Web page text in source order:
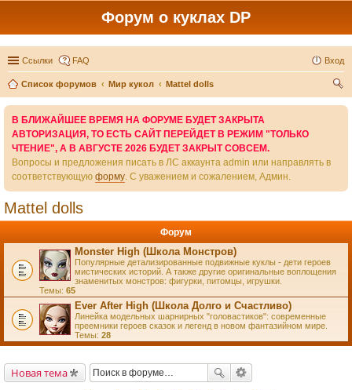
Форум о куклах DP
Ссылки FAQ Вход
Список форумов Мир кукол
Mattel dolls
В БЛИЖАЙШЕЕ ВРЕМЯ НА ФОРУМЕ БУДЕТ ЗАКРЫТА
АВТОРИЗАЦИЯ, ТО ЕСТЬ САЙТ ПЕРЕЙДЕТ В РЕЖИМ "ТОЛЬКО
ЧТЕНИЕ", А В АВГУСТЕ 2026 БУДЕТ ЗАКРЫТ СОВСЕМ.
Вопросы и предложения писать в ЛС аккаунта admin или направлять в
соответствующую форму. С уважением и сожалением, Админ.
Mattel dolls
Форум
Monster High (Школа Монстров)
Популярные детализированные подвижные куклы - дети героев
мистических историй. А также другие оригинальные воплощения
знаменитых монстров: фигурки, питомцы, игрушки.
Темы: 65
Ever After High (Школа Долго и Счастливо)
Линейка модельных шарнирных "головастиков": современные
преемники героев сказок и легенд в новом фантазийном мире.
Темы: 28
Новая тема